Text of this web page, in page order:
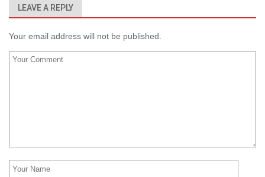
LEAVE A REPLY
Your email address will not be published.